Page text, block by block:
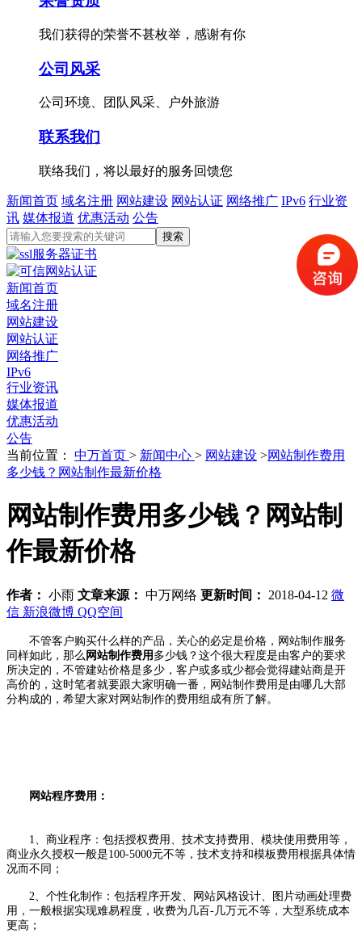
我们获得的荣誉不甚枚举，感谢有你
公司风采
公司环境、团队风采、户外旅游
联系我们
联络我们，将以最好的服务回馈您
新闻首页 域名注册 网站建设 网站认证 网络推广 IPv6 行业资
讯 媒体报道 优惠活动 公告
新闻首页
域名注册
网站建设
网站认证
网络推广
IPv6
行业资讯
媒体报道
优惠活动
公告
当前位置： 中万首页 > 新闻中心 > 网站建设 >网站制作费用
多少钱？网站制作最新价格
网站制作费用多少钱？网站制
作最新价格
作者： 小雨 文章来源： 中万网络 更新时间： 2018-04-12 微
信 新浪微博 QQ空间
不管客户购买什么样的产品，关心的必定是价格，网站制作服务
同样如此，那么 网站制作费用 多少钱？这个很大程度是由客户的要求
所决定的，不管建站价格是多少，客户或多或少都会觉得建站商是开
高价的，这时笔者就要跟大家明确一番，网站制作费用是由哪几大部
分构成的，希望大家对网站制作的费用组成有所了解。
网站程序费用：
1、商业程序：包括授权费用、技术支持费用、模块使用费用等，
商业永久授权一般是100-5000元不等，技术支持和模板费用根据具体情
况而不同；
2、个性化制作：包括程序开发、网站风格设计、图片动画处理费
用，一般根据实现难易程度，收费为几百-几万元不等，大型系统成本
更高；